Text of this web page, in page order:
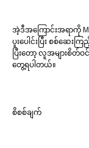
အဲ့ဒီအကြောင်းအရာကို
ပူးပေါင်းပြီး စစ်ဆေ
ပြီးတော့ လူအများစိတ်
တွေ့ရပါတယ်။
စိစစ်ချက်